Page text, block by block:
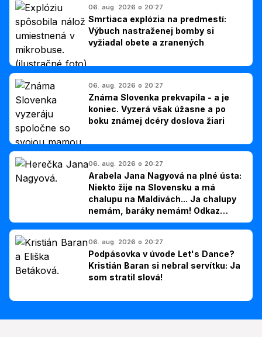
06. aug. 2026 o 20:27
Smrtiaca explózia na predmestí:
Výbuch nastraženej bomby si
vyžiadal obete a zranených
06. aug. 2026 o 20:27
Známa Slovenka prekvapila - a je
koniec. Vyzerá však úžasne a po
boku známej dcéry doslova žiari
06. aug. 2026 o 20:27
Arabela Jana Nagyová na plné ústa:
Niekto žije na Slovensku a má
chalupu na Maldivách... Ja chalupy
nemám, baráky nemám! Odkaz
Slovákom
06. aug. 2026 o 20:27
Podpásovka v úvode Let's Dance?
Kristián Baran si nebral servítku: Ja
som stratil slová!